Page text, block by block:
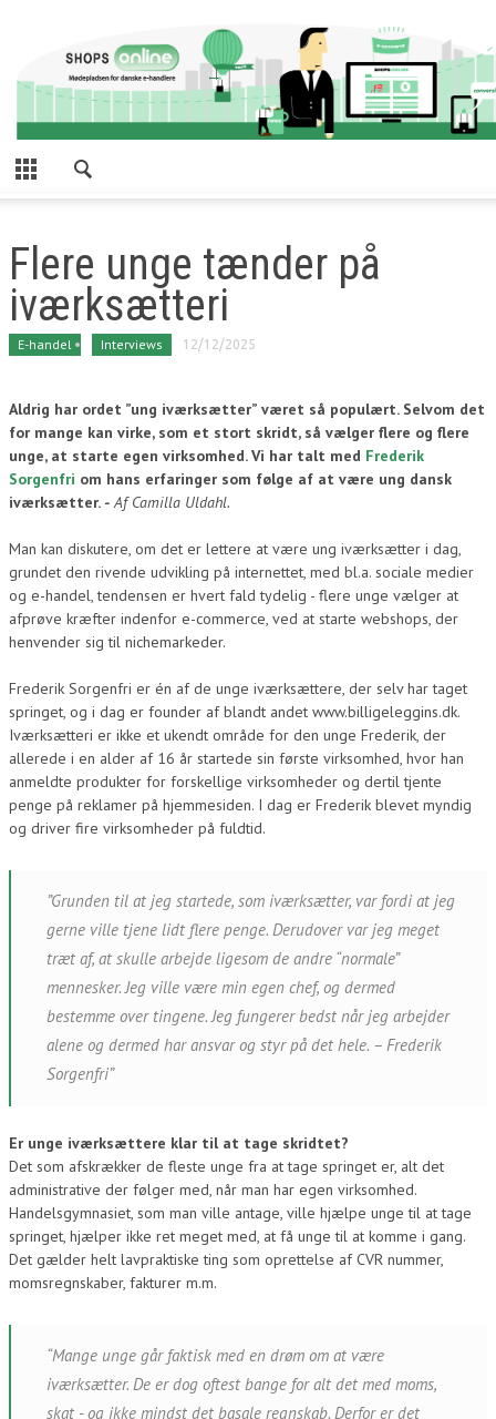
Flere unge tænder på
iværksætteri
E-handel Interviews 12/12/2025
Aldrig har ordet ”ung iværksætter” været så populært. Selvom det
for mange kan virke, som et stort skridt, så vælger flere og flere
unge, at starte egen virksomhed. Vi har talt med Frederik
Sorgenfri om hans erfaringer som følge af at være ung dansk
iværksætter. -Af Camilla Uldahl.
Man kan diskutere, om det er lettere at være ung iværksætter i dag,
grundet den rivende udvikling på internettet, med bl.a. sociale medier
og e-handel, tendensen er hvert fald tydelig - flere unge vælger at
afprøve kræfter indenfor e-commerce, ved at starte webshops, der
henvender sig til nichemarkeder.
Frederik Sorgenfri er én af de unge iværksættere, der selv har taget
springet, og i dag er founder af blandt andet www.billigeleggins.dk.
Iværksætteri er ikke et ukendt område for den unge Frederik, der
allerede i en alder af 16 år startede sin første virksomhed, hvor han
anmeldte produkter for forskellige virksomheder og dertil tjente
penge på reklamer på hjemmesiden. I dag er Frederik blevet myndig
og driver fire virksomheder på fuldtid.
”Grunden til at jeg startede, som iværksætter, var fordi at jeg
gerne ville tjene lidt flere penge. Derudover var jeg meget
træt af, at skulle arbejde ligesom de andre “normale”
mennesker. Jeg ville være min egen chef, og dermed
bestemme over tingene. Jeg fungerer bedst når jeg arbejder
alene og dermed har ansvar og styr på det hele. – Frederik
Sorgenfri”
Er unge iværksættere klar til at tage skridtet?
Det som afskrækker de fleste unge fra at tage springet er, alt det
administrative der følger med, når man har egen virksomhed.
Handelsgymnasiet, som man ville antage, ville hjælpe unge til at tage
springet, hjælper ikke ret meget med, at få unge til at komme i gang.
Det gælder helt lavpraktiske ting som oprettelse af CVR nummer,
momsregnskaber, fakturer m.m.
“Mange unge går faktisk med en drøm om at være
iværksætter. De er dog oftest bange for alt det med moms,
skat - og ikke mindst det basale regnskab. Derfor er det